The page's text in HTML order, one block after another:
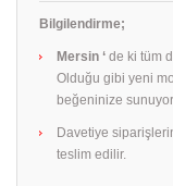
Bilgilendirme;
Mersin ‘ de ki tüm
Olduğu gibi yeni
beğeninize
Davetiye
teslim edilir.